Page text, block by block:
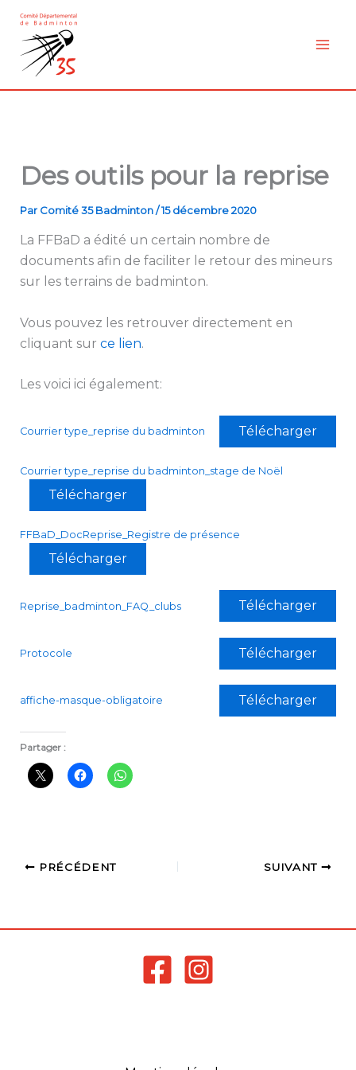
contenu
Des outils pour la reprise
Par Comité 35 Badminton/15 décembre 2020
La FFBaD a édité un certain nombre de
documents afin de faciliter le retour des mineurs
sur les terrains de badminton.
Vous pouvez les retrouver directement en
cliquant sur ce lien.
Les voici ici également:
Courrier type_reprise du badminton Télécharger
Courrier type_reprise du badminton_stage de Noël
Télécharger
FFBaD_DocReprise_Registre de présence
Télécharger
Reprise_badminton_FAQ_clubs Télécharger
Protocole Télécharger
affiche-masque-obligatoire Télécharger
Partager :
PRÉCÉDENT SUIVANT